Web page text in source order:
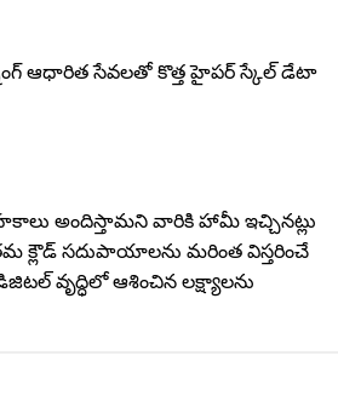
ఆధారిత సేవలతో కొత్త హైపర్ స్కేల్ డేటా
అందిస్తామని వారికి హామీ ఇచ్చినట్లు
క్లౌడ్ సదుపాయాలను మరింత విస్తరించే
వృద్ధిలో ఆశించిన లక్ష్యాలను